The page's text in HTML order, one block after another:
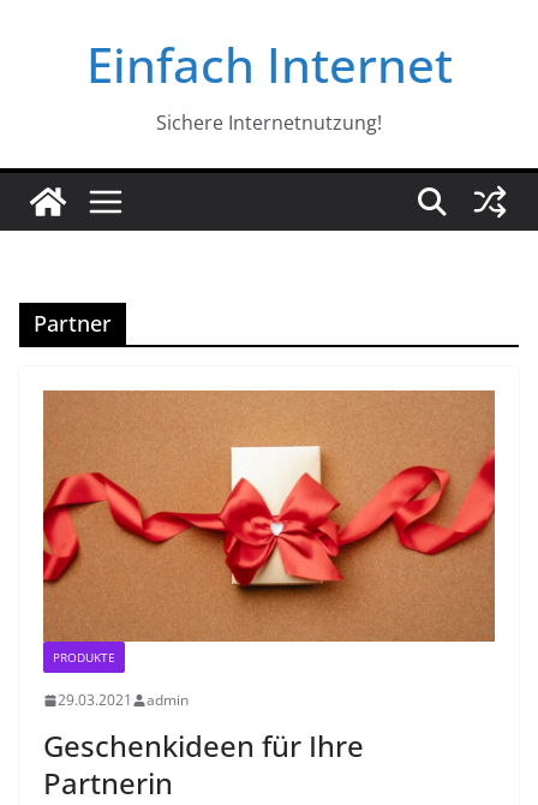
Einfach Internet
Sichere Internetnutzung!
Partner
PRODUKTE
29.03.2021 admin
Geschenkideen für Ihre
Partnerin